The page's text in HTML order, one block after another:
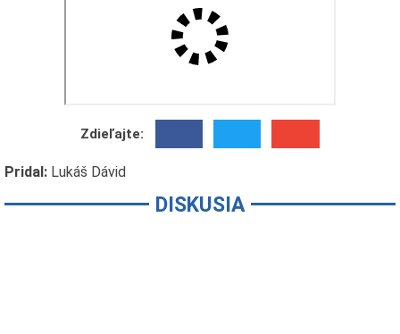
Zdieľajte:
Pridal: Lukáš Dávid
DISKUSIA